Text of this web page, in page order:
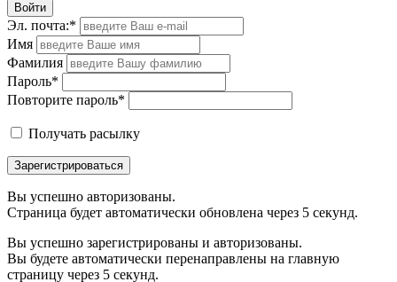
Войти
Эл. почта:*
Имя
Фамилия
Пароль*
Повторите пароль*
Получать расылку
Зарегистрироваться
Вы успешно авторизованы.
Страница будет автоматически обновлена через 5 секунд.
Вы успешно зарегистрированы и авторизованы.
Вы будете автоматически перенаправлены на главную
страницу через 5 секунд.